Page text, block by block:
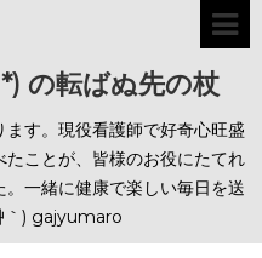
の転ばぬ先の杖
す。現役看護師で好奇心旺盛
ことが、皆様のお役にたてれ
一緒に健康で楽しい毎日を送
｀) gajyumaro